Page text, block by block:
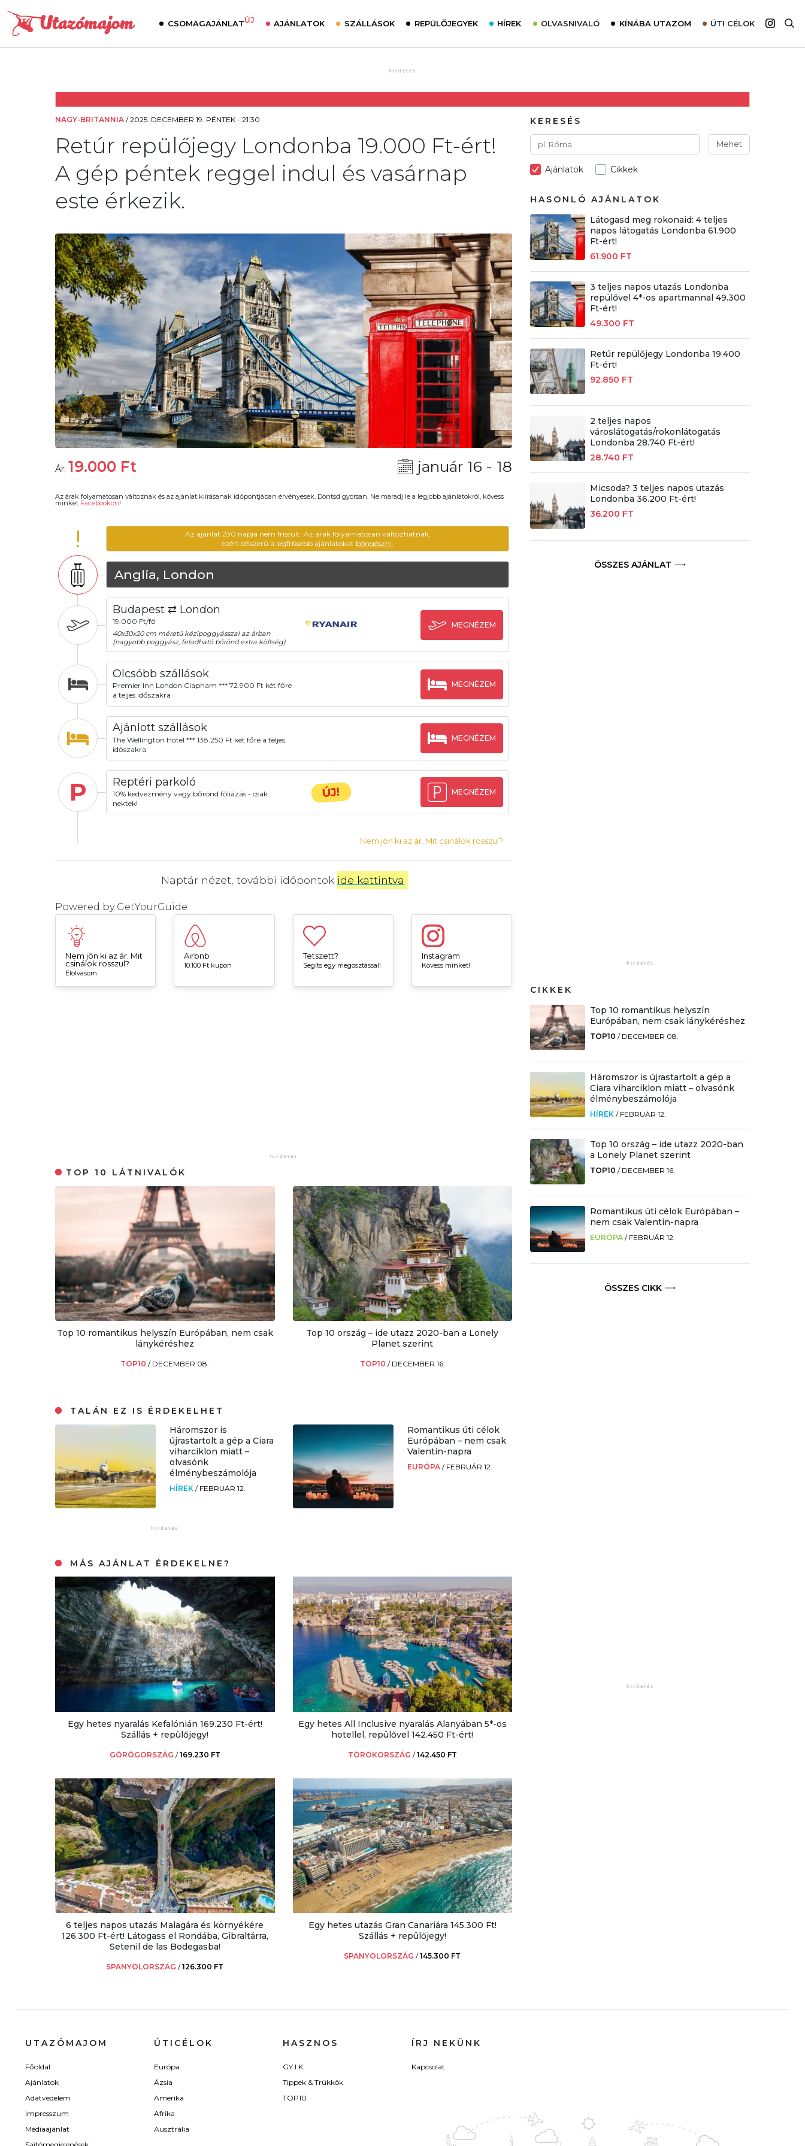
CSOMAGAJÁNLATÚJ AJÁNLATOK SZÁLLÁSOK REPÜLŐJEGYEK HÍREK OLVASNIVALÓ
Utazómajom – CitySIM kártya a világutazóknak
Élménybeszámolók
Szállodalátogatás
Sajtómegjelenések
KÍNÁBA UTAZOM ÚTI CÉLOK
Afrika
NAGY-BRITANNIA /2025. DECEMBER 19. PÉNTEK - 21:30
Retúr repülőjegy Londonba 19.000 Ft-ért!
A gép péntek reggel indul és vasárnap
este érkezik.
Ár: 19.000 Ft január 16 - 18
Az árak folyamatosan változnak és az ajánlat kiírásanak időpontjában érvényesek. Döntsd gyorsan. Ne maradj le a legjobb ajánlatokról, kövess
minket Facebookon!
!
Az ajánlat 230 napja nem frissült. Az árak folyamatosan változhatnak,
ezért célszerű a legfrissebb ajánlatokat böngészni.
Anglia, London
Budapest ⇄ London
19.000 Ft/fő
40x30x20 cm méretű kézipoggyásszal az árban
(nagyobb poggyász, feladható bőrönd extra költség)
MEGNÉZEM
Olcsóbb szállások
Premier Inn London Clapham *** 72.900 Ft két főre
a teljes időszakra
MEGNÉZEM
Ajánlott szállások
The Wellington Hotel *** 138.250 Ft két főre a teljes
időszakra
MEGNÉZEM
P Reptéri parkoló
10% kedvezmény vagy bőrönd fóliázás - csak
nektek!
ÚJ! MEGNÉZEM
Nem jön ki az ár. Mit csinálok rosszul?
Naptár nézet, további időpontok ide kattintva
Powered by GetYourGuide
Nem jön ki az ár. Mit
csinálok rosszul?
Elolvasom
Airbnb
10.100 Ft kupon
Tetszett?
Segíts egy megosztással!
Instagram
Kövess minket!
TOP 10 LÁTNIVALÓK
Top 10 romantikus helyszín Európában, nem csak
lánykéréshez
TOP10/ DECEMBER 08.
Top 10 ország – ide utazz 2020-ban a Lonely
Planet szerint
TOP10 / DECEMBER 16.
TALÁN EZ IS ÉRDEKELHET
Háromszor is
újrastartolt a gép a Ciara
viharciklon miatt –
olvasónk
élménybeszámolója
HÍREK/ FEBRUÁR 12.
Romantikus úti célok
Európában – nem csak
Valentin-napra
EURÓPA / FEBRUÁR 12.
MÁS AJÁNLAT ÉRDEKELNE?
Egy hetes nyaralás Kefalónián 169.230 Ft-ért!
Szállás + repülőjegy!
GÖRÖGORSZÁG /169.230 FT
Egy hetes All Inclusive nyaralás Alanyában 5*-os
hotellel, repülővel 142.450 Ft-ért!
TÖRÖKORSZÁG /142.450 FT
6 teljes napos utazás Malagára és környékére
126.300 Ft-ért! Látogass el Rondába, Gibraltárra,
Setenil de las Bodegasba!
SPANYOLORSZÁG /126.300 FT
Egy hetes utazás Gran Canariára 145.300 Ft!
Szállás + repülőjegy!
SPANYOLORSZÁG /145.300 FT
KERESÉS
Mehet
Ajánlatok Cikkek
HASONLÓ AJÁNLATOK
Látogasd meg rokonaid: 4 teljes
napos látogatás Londonba 61.900
Ft-ért!
61.900 FT
3 teljes napos utazás Londonba
repülővel 4*-os apartmannal 49.300
Ft-ért!
49.300 FT
Retúr repülőjegy Londonba 19.400
Ft-ért!
92.850 FT
2 teljes napos
városlátogatás/rokonlátogatás
Londonba 28.740 Ft-ért!
28.740 FT
Micsoda? 3 teljes napos utazás
Londonba 36.200 Ft-ért!
36.200 FT
ÖSSZES AJÁNLAT
CIKKEK
Top 10 romantikus helyszín
Európában, nem csak lánykéréshez
TOP10 / DECEMBER 08.
Háromszor is újrastartolt a gép a
Ciara viharciklon miatt – olvasónk
élménybeszámolója
HÍREK / FEBRUÁR 12.
Top 10 ország – ide utazz 2020-ban
a Lonely Planet szerint
TOP10 / DECEMBER 16.
Romantikus úti célok Európában –
nem csak Valentin-napra
EURÓPA / FEBRUÁR 12.
ÖSSZES CIKK
UTAZÓMAJOM
Főoldal
Ajánlatok
Adatvédelem
Impresszum
Médiaajánlat
ÚTICÉLOK
Európa
Ázsia
Amerika
Afrika
Ausztrália
HASZNOS
GY.I.K.
Tippek & Trükkök
TOP10
ÍRJ NEKÜNK
Kapcsolat